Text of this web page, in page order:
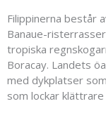
Filippinerna består
Banaue-
tropiska
Boracay. Landets
med dykplatser
som lockar